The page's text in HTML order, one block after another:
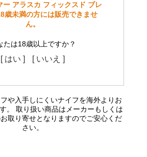
ー アラスカ フィックスド ブレ
歳未満の方には販売できませ
ん。
たは18歳以上ですか？
[ はい ] [ いいえ ]
や入手しにくいナイフを海外よりお
。 取り扱い商品はメーカーもしくは
取り寄せとなりますのでご安心くだ
さい。